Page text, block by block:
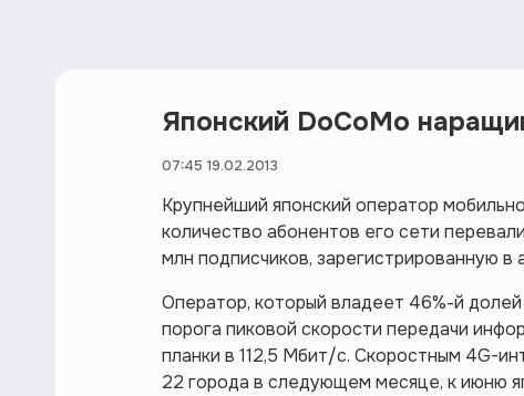
Японский DoCoMo
07:45 19.02.2013
Крупнейший японский оператор
количество абонентов его сети
млн подписчиков, зарегистрированную в
Оператор, который владеет 46%-й
порога пиковой скорости передачи
планки в 112,5 Мбит/с. Скоростным 4G-
22 города в следующем месяце, к июню